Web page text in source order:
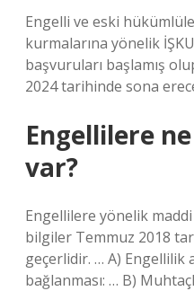
Engelli ve eski
kurmalarına yönelik
başvuruları başlamış
2024 tarihinde sona
Engellilere
var?
Engellilere yönelik
bilgiler Temmuz 2018
geçerlidir. … A) Engellilik
bağlanması: … B)